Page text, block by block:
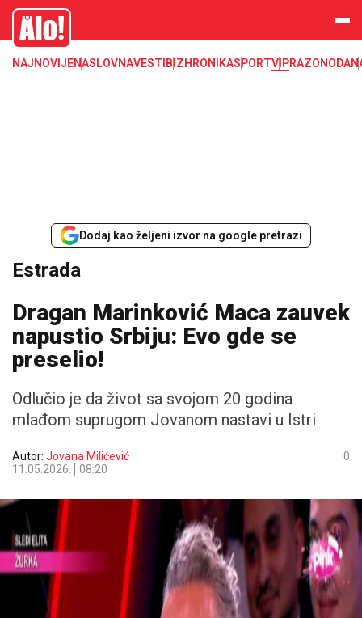
Estrada, poznati, VIP
Alo
NAJNOVIJENASLOVNAVESTI BIZHRONIKASPORTVIPRAZONODA
Dodaj kao željeni izvor na google pretrazi
Estrada
Dragan Marinković Maca zauvek
napustio Srbiju: Evo gde se
preselio!
Odlučio je da život sa svojom 20 godina
mlađom suprugom Jovanom nastavi u Istri
Autor: Jovana Milićević
11.05.2026.
08:20
0